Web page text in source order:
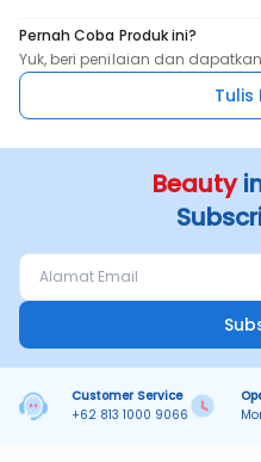
Pernah Coba Produk ini?
Yuk, beri penilaian dan
Tulis
Beauty
Customer Service
+62 813 1000 9066